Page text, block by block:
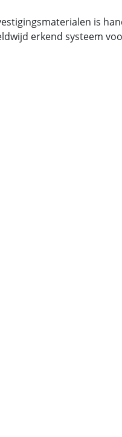
is
erkend systeem